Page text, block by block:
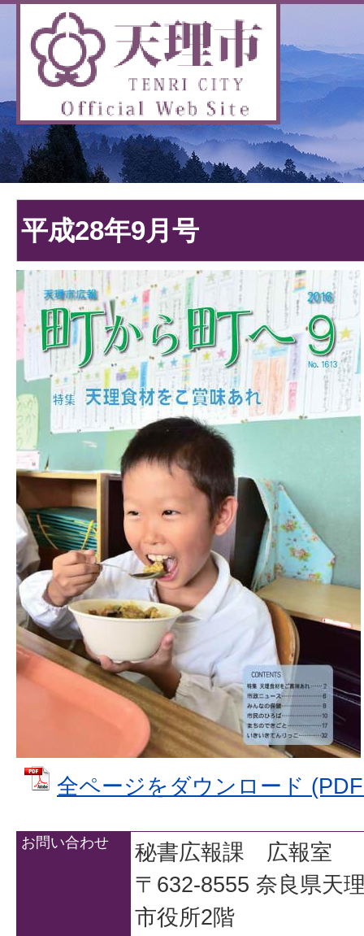
平成28年9月号
全ページをダウンロード
お問い合わせ
秘書広報課 広報室
〒632-8555 奈良県天
市役所2階